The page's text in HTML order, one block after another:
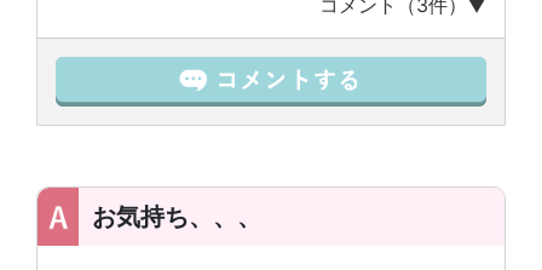
コメント（3件）▼
お気持ち、、、